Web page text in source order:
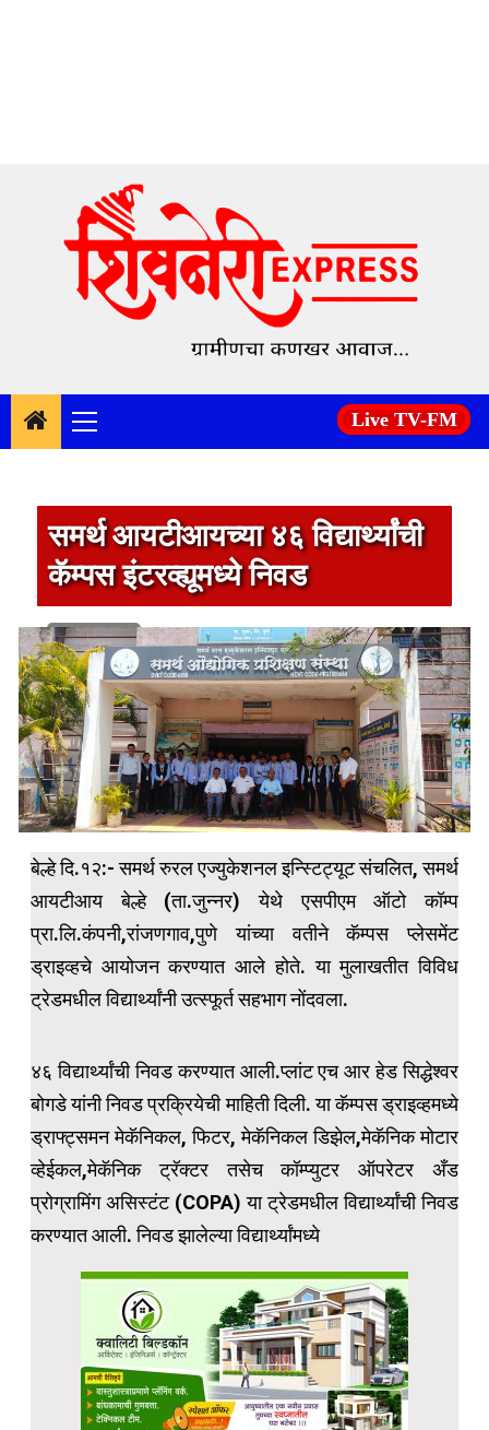
content
Primary
Menu
Live TV-FM
समर्थ आयटीआयच्या ४६ विद्यार्थ्यांची
कॅम्पस इंटरव्ह्यूमध्ये निवड
1 min read
बेल्हे दि.१२:- समर्थ रुरल एज्युकेशनल इन्स्टिट्यूट संचलित, समर्थ
आयटीआय बेल्हे (ता.जुन्नर) येथे एसपीएम ऑटो कॉम्प
प्रा.लि.कंपनी,रांजणगाव,पुणे यांच्या वतीने कॅम्पस प्लेसमेंट
ड्राइव्हचे आयोजन करण्यात आले होते. या मुलाखतीत विविध
ट्रेडमधील विद्यार्थ्यांनी उत्स्फूर्त सहभाग नोंदवला.
४६ विद्यार्थ्यांची निवड करण्यात आली.प्लांट एच आर हेड सिद्धेश्वर
बोगडे यांनी निवड प्रक्रियेची माहिती दिली. या कॅम्पस ड्राइव्हमध्ये
ड्राफ्ट्समन मेकॅनिकल, फिटर, मेकॅनिकल डिझेल,मेकॅनिक मोटार
व्हेईकल,मेकॅनिक ट्रॅक्टर तसेच कॉम्प्युटर ऑपरेटर अँड
प्रोग्रामिंग असिस्टंट (COPA) या ट्रेडमधील विद्यार्थ्यांची निवड
करण्यात आली. निवड झालेल्या विद्यार्थ्यांमध्ये